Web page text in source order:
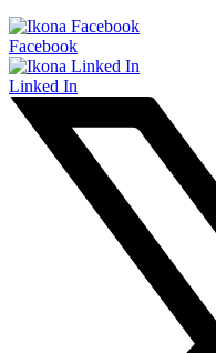
Facebook
Linked In